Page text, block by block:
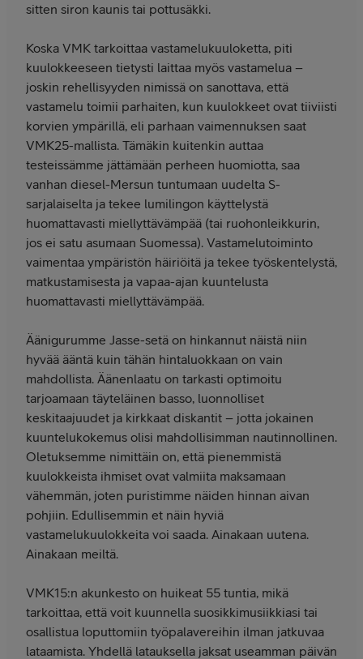
sitten siron kaunis tai pottusäkki.
Koska VMK tarkoittaa vastamelukuuloketta, piti
kuulokkeeseen tietysti laittaa myös vastamelua –
joskin rehellisyyden nimissä on sanottava, että
vastamelu toimii parhaiten, kun kuulokkeet ovat tiiviisti
korvien ympärillä, eli parhaan vaimennuksen saat
VMK25-mallista. Tämäkin kuitenkin auttaa
testeissämme jättämään perheen huomiotta, saa
vanhan diesel-Mersun tuntumaan uudelta S-
sarjalaiselta ja tekee lumilingon käyttelystä
huomattavasti miellyttävämpää (tai ruohonleikkurin,
jos ei satu asumaan Suomessa). Vastamelutoiminto
vaimentaa ympäristön häiriöitä ja tekee työskentelystä,
matkustamisesta ja vapaa-ajan kuuntelusta
huomattavasti miellyttävämpää.
Äänigurumme Jasse-setä on hinkannut näistä niin
hyvää ääntä kuin tähän hintaluokkaan on vain
mahdollista. Äänenlaatu on tarkasti optimoitu
tarjoamaan täyteläinen basso, luonnolliset
keskitaajuudet ja kirkkaat diskantit – jotta jokainen
kuuntelukokemus olisi mahdollisimman nautinnollinen.
Oletuksemme nimittäin on, että pienemmistä
kuulokkeista ihmiset ovat valmiita maksamaan
vähemmän, joten puristimme näiden hinnan aivan
pohjiin. Edullisemmin et näin hyviä
vastamelukuulokkeita voi saada. Ainakaan uutena.
Ainakaan meiltä.
VMK15:n akunkesto on huikeat 55 tuntia, mikä
tarkoittaa, että voit kuunnella suosikkimusiikkiasi tai
osallistua loputtomiin työpalavereihin ilman jatkuvaa
lataamista. Yhdellä latauksella jaksat useamman päivän